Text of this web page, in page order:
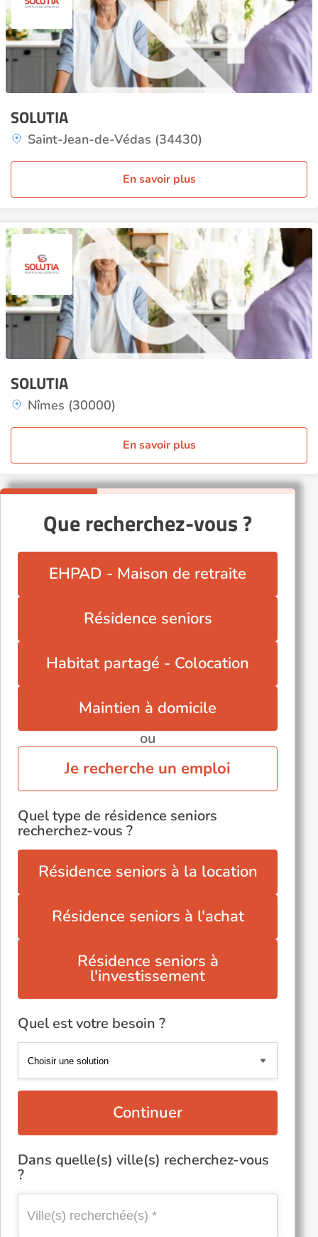
SOLUTIA
Saint-Jean-de-Védas (34430)
En savoir plus
SOLUTIA
Nîmes (30000)
En savoir plus
Que recherchez-vous ?
EHPAD - Maison de retraite
Résidence seniors
Habitat partagé - Colocation
Maintien à domicile
ou
Je recherche un emploi
Quel type de résidence seniors
recherchez-vous ?
Résidence seniors à la location
Résidence seniors à l'achat
Résidence seniors à
l'investissement
Quel est votre besoin ?
Continuer
Dans quelle(s) ville(s) recherchez-vous
?